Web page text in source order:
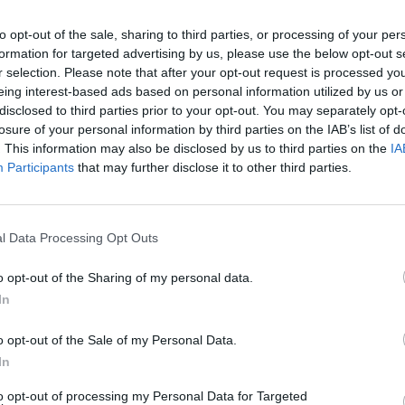
opt-out of the sale, sharing to third parties, or processing of your
for targeted advertising by us, please use the below opt-out
selection. Please note that after your opt-out request is processed
interest-based ads based on personal information utilized by us
to third parties prior to your opt-out. You may separately
of your personal information by third parties on the IAB’s list of
This information may also be disclosed by us to third parties on the
Participants that may further disclose it to other third parties.
Data Processing Opt Outs
opt-out of the Sharing of my personal data.
opt-out of the Sale of my Personal Data.
opt-out of processing my Personal Data for Targeted
да биде импресионирано од вниманието
мрежи, особено ако се работи за
на јавноста.
начин покажува дека има проблем. Ако
неговите навики, ќе видиме промена.
не ги познаваме нашите деца“, рече тој,
мора да има континуирани разговори,
време секој ден да разговараат со
прават, што се случува во училиште, со
во стилот „
разговорот, мора да се посветат на него и
гледаат во очи, да кимаат со главата, да
вчера, за да разбере детето дека
што го прави детето и дека се грижат за
навистина ќе каже дали има некаква